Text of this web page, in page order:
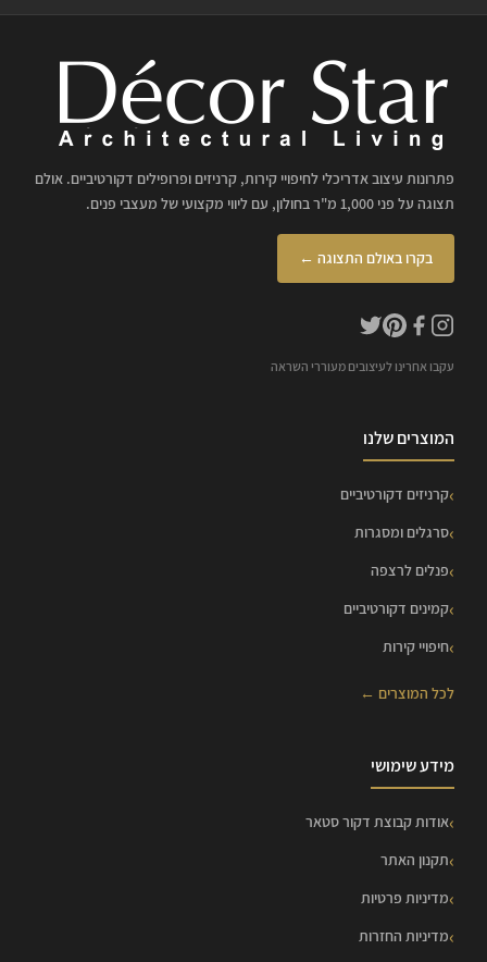
פתרונות עיצוב אדריכלי לחיפויי קירות, קרניזים ופרופילים דקורטיביים. אולם
תצוגה על פני 1,000 מ"ר בחולון, עם ליווי מקצועי של מעצבי פנים.
בקרו באולם התצוגה ←
עקבו אחרינו לעיצובים מעוררי השראה
המוצרים שלנו
קרניזים דקורטיביים
סרגלים ומסגרות
פנלים לרצפה
קמינים דקורטיביים
חיפויי קירות
לכל המוצרים ←
מידע שימושי
אודות קבוצת דקור סטאר
תקנון האתר
מדיניות פרטיות
מדיניות החזרות